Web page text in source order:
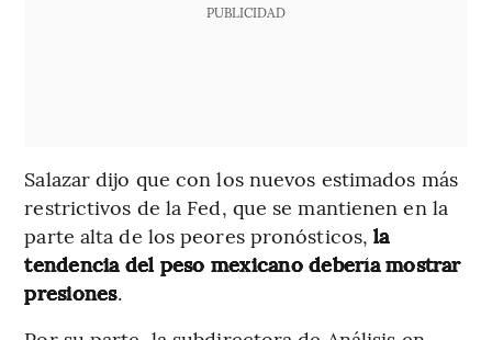
PUBLICIDAD
Salazar dijo que con los nuevos estimados más
restrictivos de la Fed, que se mantienen en la
parte alta de los peores pronósticos,la
tendencia del peso mexicano debería mostrar
presiones.